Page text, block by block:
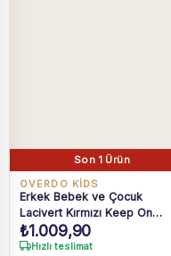
Son 1 Ürün
OVERDO KİDS
Erkek Bebek ve Çocuk
Lacivert Kırmızı Keep On
Smile Baskılı Takım 1-4 Yaş
₺1.009,90
Hızlı teslimat